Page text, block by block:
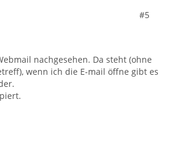
#5
nachgesehen. Da steht (ohne
wenn ich die E-mail öffne gibt es